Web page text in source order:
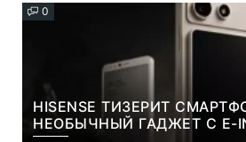
0
HISENSE ТИЗЕРИТ
НЕОБЫЧНЫЙ ГАДЖЕТ С E-